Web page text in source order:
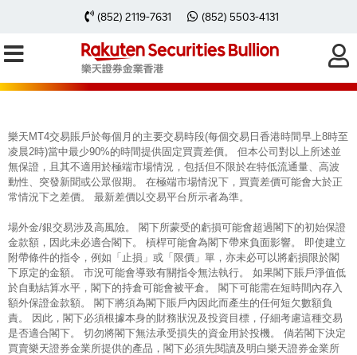
(852) 2119-7631 (852) 5503-4131
每周黃金分析 20250519
樂天MT4交易賬戶於每個月的主要交易時段(每個交易日香港時間早上8時至
凌晨2時)當中最少90%的時間提供固定買賣差價。 但本公司對以上所述並
無保證，且其不適用於極端市場情況，包括但不限於在特低流通量、高波
動性、突發新聞或公眾假期。 在極端市場情況下，買賣差價可能會大於正
常情況下之差價。 最新差價以交易平台所示者為準。
場外金/銀交易涉及高風險。 閣下所蒙受的虧損可能會超過閣下的初始保證
金款額，因此未必適合閣下。 槓桿可能會為閣下帶來負面影響。 即使建立
附帶條件的指令，例如「止損」或「限價」單，亦未必可以將虧損限於閣
下原定的金額。 市況可能會導致有關指令無法執行。 如果閣下賬戶淨值低
於自動結算水平，閣下的持倉可能會被平倉。 閣下可能需在短時間內存入
額外保證金款額。 閣下將須為閣下賬戶內因此而產生的任何短欠數額負
責。 因此，閣下必須根據本身的財務狀況及投資目標，仔細考慮這種交易
是否適合閣下。 切勿將閣下無法承受損失的資金用於投機。 倘若閣下決定
買賣樂天證券金業所提供的產品，閣下必須先閱讀及明白樂天證券金業所